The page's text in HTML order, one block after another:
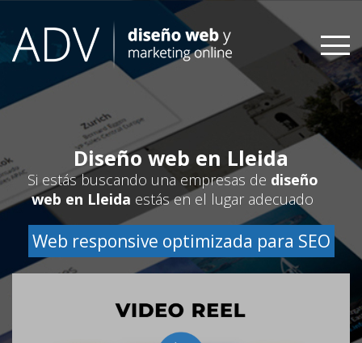
content
Diseño web en Lleida
Si estás buscando una empresas de diseño
web en Lleida estás en el lugar adecuado
Web responsive optimizada para SEO